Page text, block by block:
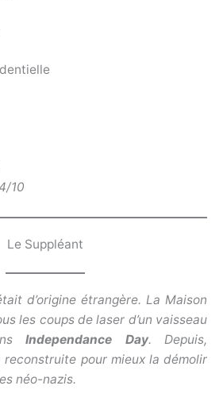
10
Le Suppléant
d’origine étrangère. La Maison
les coups de laser d’un vaisseau
Independance Day. Depuis,
reconstruite pour mieux la démolir
néo-nazis.